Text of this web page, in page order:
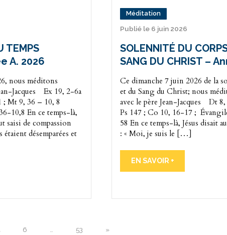
TEMPS
A. 2026
nous méditons
Jacques Ex 19, 2-6a
; Mt 9, 36 – 10, 8
10,8 En ce temps-là,
saisi de compassion
étaient désemparées et
Méditation
Publié le 6 juin 2026
SOLENNITÉ DU
SANG DU CHRIST –
Ce dimanche 7 juin 2026 de la
et du Sang du Christ; nous
avec le père Jean-Jacques Dt
Ps 147 ; Co 10, 16-17 ;
58 En ce temps-là, Jésus disait
: « Moi, je suis le […]
EN SAVOIR +
6 53 »